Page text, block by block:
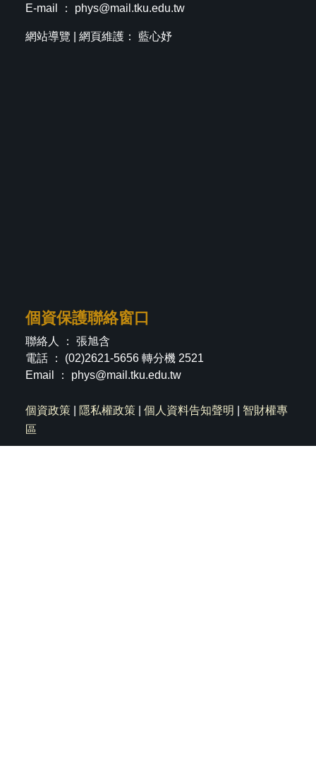
E-mail ： phys@mail.tku.edu.tw
網站導覽 | 網頁維護： 藍心妤
個資保護聯絡窗口
聯絡人 ： 張旭含
電話 ： (02)2621-5656 轉分機 2521
Email ： phys@mail.tku.edu.tw
個資政策 隱私權政策 個人資料告知聲明
智財權專
區